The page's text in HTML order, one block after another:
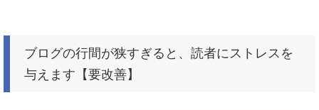
ブログの行間が狭すぎると、読者にストレスを
与えます【要改善】